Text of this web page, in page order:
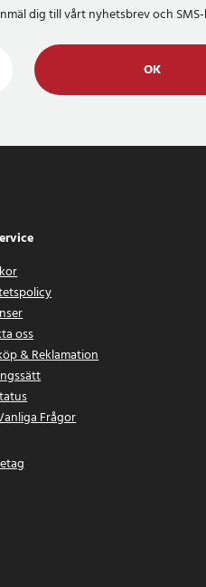
dig till vårt nyhetsbrev och
OK
oss
& Reklamation
Frågor